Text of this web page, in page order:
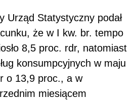
Urząd Statystyczny podał
że w I kw. br. tempo
8,5 proc. rdr, natomiast
konsumpcyjnych w maju
o 13,9 proc., a w
miesiącem